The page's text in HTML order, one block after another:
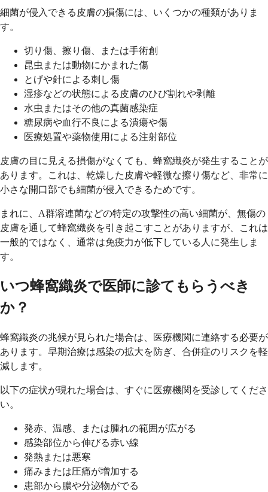
細菌が侵入できる皮膚の損傷には、いくつかの種類がありま
す。
切り傷、擦り傷、または手術創
昆虫または動物にかまれた傷
とげや針による刺し傷
湿疹などの状態による皮膚のひび割れや剥離
水虫またはその他の真菌感染症
糖尿病や血行不良による潰瘍や傷
医療処置や薬物使用による注射部位
皮膚の目に見える損傷がなくても、蜂窩織炎が発生することが
あります。これは、乾燥した皮膚や軽微な擦り傷など、非常に
小さな開口部でも細菌が侵入できるためです。
まれに、A群溶連菌などの特定の攻撃性の高い細菌が、無傷の
皮膚を通して蜂窩織炎を引き起こすことがありますが、これは
一般的ではなく、通常は免疫力が低下している人に発生しま
す。
いつ蜂窩織炎で医師に診てもらうべき
か？
蜂窩織炎の兆候が見られた場合は、医療機関に連絡する必要が
あります。早期治療は感染の拡大を防ぎ、合併症のリスクを軽
減します。
以下の症状が現れた場合は、すぐに医療機関を受診してくださ
い。
発赤、温感、または腫れの範囲が広がる
感染部位から伸びる赤い線
発熱または悪寒
痛みまたは圧痛が増加する
患部から膿や分泌物がでる